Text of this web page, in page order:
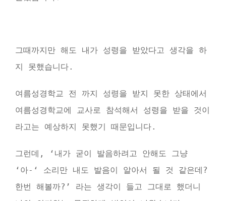
그때까지만 해도 내가 성령을 받았다고 생각을 하
지 못했습니다.
여름성경학교 전 까지 성령을 받지 못한 상태에서
여름성경학교에 교사로 참석해서 성령을 받을 것이
라고는 예상하지 못했기 때문입니다.
그런데, ‘내가 굳이 발음하려고 안해도 그냥
‘아-‘ 소리만 내도 발음이 알아서 될 것 같은데?
한번 해볼까?’ 라는 생각이 들고 그대로 했더니